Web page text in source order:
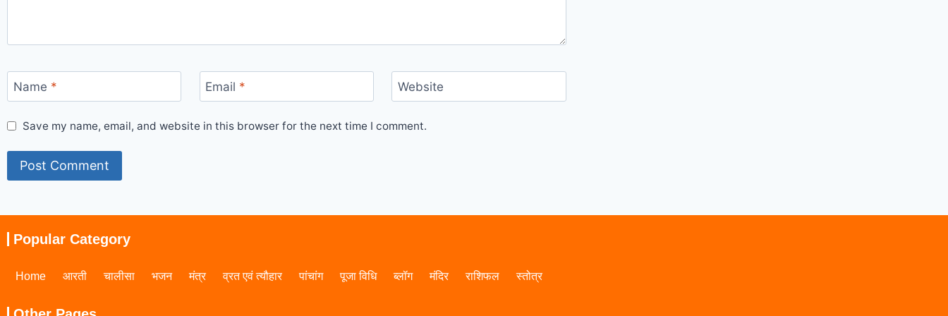
Name * Email * Website
Save my name, email, and website in this browser for the next time I comment.
Popular Category
Home आरती चालीसा भजन मंत्र व्रत एवं त्यौहार पांचांग पूजा विधि ब्लॉग मंदिर राशिफल स्तोत्र